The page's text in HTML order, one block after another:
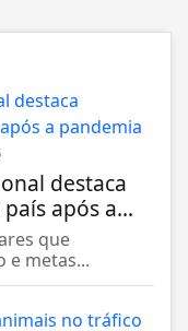
destaca
após a...
que
e metas...